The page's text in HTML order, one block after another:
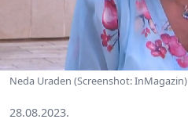
Neda Uraden (Screenshot: InMagazin)
28.08.2023.